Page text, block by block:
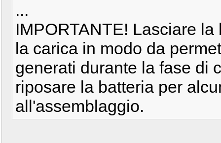
...
IMPORTANTE! Lasciare
la carica in modo da
generati durante la fase di
riposare la batteria per
all'assemblaggio.